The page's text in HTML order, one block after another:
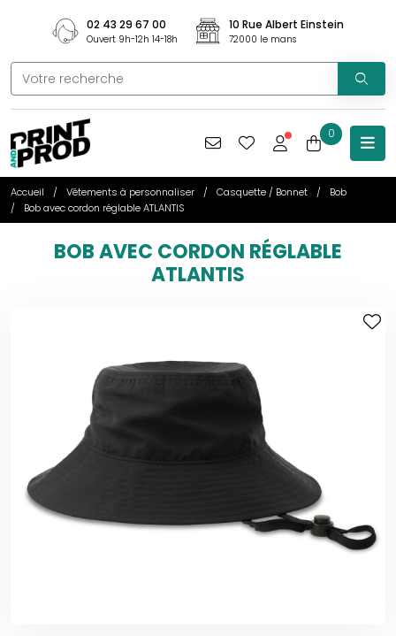
02 43 29 67 00
Ouvert 9h-12h 14-18h
10 Rue Albert Einstein
72000 le mans
0
Accueil Vêtements à personnaliser Casquette / Bonnet
Bob
Bob avec cordon réglable ATLANTIS
BOB AVEC CORDON RÉGLABLE
ATLANTIS